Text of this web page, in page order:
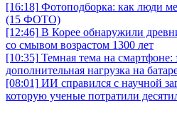
[16:18] Фотоподборка: как люди
(15 ФОТО)
[12:46] В Корее обнаружили
со смывом возрастом 1300 лет
[10:35] Темная тема на смартфоне:
дополнительная нагрузка на
[08:01] ИИ справился с научной
которую ученые потратили